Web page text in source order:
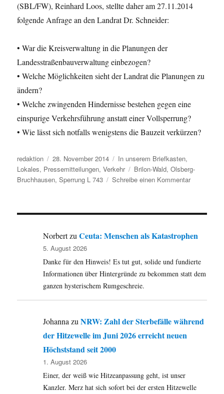
(SBL/FW), Reinhard Loos, stellte daher am 27.11.2014
folgende Anfrage an den Landrat Dr. Schneider:
• War die Kreisverwaltung in die Planungen der
Landesstraßenbauverwaltung einbezogen?
• Welche Möglichkeiten sieht der Landrat die Planungen zu
ändern?
• Welche zwingenden Hindernisse bestehen gegen eine
einspurige Verkehrsführung anstatt einer Vollsperrung?
• Wie lässt sich notfalls wenigstens die Bauzeit verkürzen?
Autor
redaktion
Veröffentlicht
am
28. November 2014 Kategorien
In unserem Briefkasten,
Lokales, Pressemitteilungen,Verkehr Schlagwörter
Brilon-Wald,Olsberg-
Bruchhausen,Sperrung L 743 Schreibe einen Kommentarzu
der
L
NorbertzuCeuta: Menschen als Katastrophen
5. August 2026
Danke für den Hinweis! Es tut gut, solide und fundierte
Informationen über Hintergründe zu bekommen statt dem
ganzen hysterischem Rumgeschreie.
JohannazuNRW: Zahl der Sterbefälle während
der Hitzewelle im Juni 2026 erreicht neuen
Höchststand seit 2000
1. August 2026
Einer, der weiß wie Hitzeanpassung geht, ist unser
Kanzler. Merz hat sich sofort bei der ersten Hitzewelle